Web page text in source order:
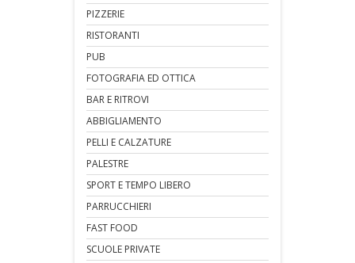
PIZZERIE
RISTORANTI
PUB
FOTOGRAFIA ED OTTICA
BAR E RITROVI
ABBIGLIAMENTO
PELLI E CALZATURE
PALESTRE
SPORT E TEMPO LIBERO
PARRUCCHIERI
FAST FOOD
SCUOLE PRIVATE